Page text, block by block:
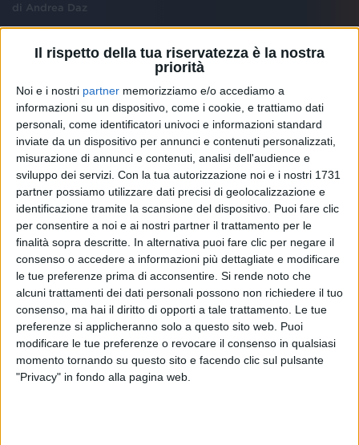
Il rispetto della tua riservatezza è la nostra
priorità
Noi e i nostri partner memorizziamo e/o accediamo a
informazioni su un dispositivo, come i cookie, e trattiamo dati
personali, come identificatori univoci e informazioni standard
inviate da un dispositivo per annunci e contenuti personalizzati,
misurazione di annunci e contenuti, analisi dell'audience e
sviluppo dei servizi. Con la tua autorizzazione noi e i nostri 1731
partner possiamo utilizzare dati precisi di geolocalizzazione e
identificazione tramite la scansione del dispositivo. Puoi fare clic
per consentire a noi e ai nostri partner il trattamento per le
finalità sopra descritte. In alternativa puoi fare clic per negare il
consenso o accedere a informazioni più dettagliate e modificare
le tue preferenze prima di acconsentire. Si rende noto che
alcuni trattamenti dei dati personali possono non richiedere il tuo
consenso, ma hai il diritto di opporti a tale trattamento. Le tue
preferenze si applicheranno solo a questo sito web. Puoi
modificare le tue preferenze o revocare il consenso in qualsiasi
momento tornando su questo sito e facendo clic sul pulsante
"Privacy" in fondo alla pagina web.
di Andrea Daz
NEWS 08 set 2020
Ghali veste blaugrana: “Barcellona” è il suo
nuovo singolo
Sciarpa, cappello e calze della squadra catalana:
guarda le foto!